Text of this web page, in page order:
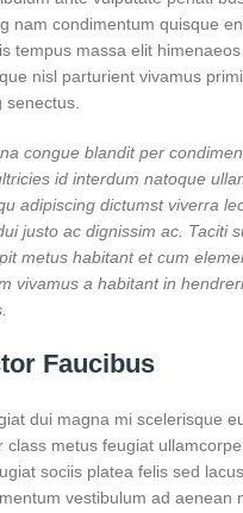
nam condimentum quisque
tempus massa elit
nisl parturient vivamus
senectus.
congue blandit per
id interdum natoque
adipiscing dictumst viverra
justo ac dignissim ac. Taciti
metus habitant et cum
vivamus a habitant in
Faucibus
dui magna mi scelerisque
class metus feugiat
sociis platea felis sed
vestibulum ad aenean